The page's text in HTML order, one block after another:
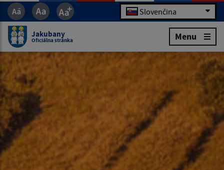
Slovenčina
Jakubany
Oficiálna stránka Menu